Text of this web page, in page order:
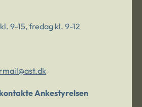
9-15, fredag kl. 9-12
Ankestyrelsen